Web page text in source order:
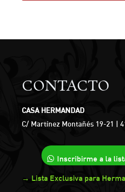
CONTACTO
CASA HERMANDAD
C/ Martínez Montañés 19-21 |
Inscribirme a la
→ Lista Exclusiva para